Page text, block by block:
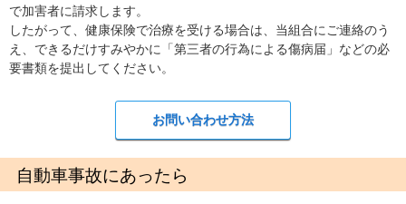
で加害者に請求します。
したがって、健康保険で治療を受ける場合は、当組合にご連絡のう
え、できるだけすみやかに「第三者の行為による傷病届」などの必
要書類を提出してください。
お問い合わせ方法
自動車事故にあったら